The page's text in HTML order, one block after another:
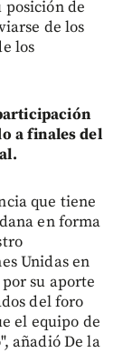
de
de los
los
a finales del
que tiene
en forma
Unidas en
su aporte
del foro
el equipo de
añadió De la